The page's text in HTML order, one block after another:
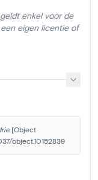
enkel voor de
eigen licentie of
[Object
object.10152839